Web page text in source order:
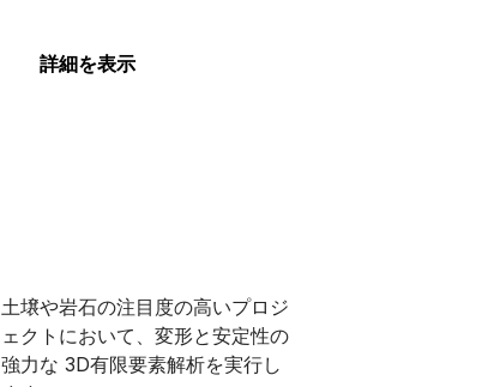
WaterGEMS
詳細を表示
土壌や岩石の注目度の高いプロジ
ェクトにおいて、変形と安定性の
強力な 3D有限要素解析を実行し